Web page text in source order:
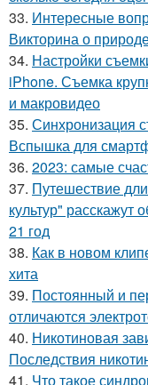
33. Интересные
Викторина о
34. Настройки
iPhone. Съемка
и макровидео
35. Синхронизация
Вспышка для
36. 2023: самые
37. Путешествие
культур"
21 год
38. Как в новом
хита
39. Постоянный и
отличаются
40. Никотиновая
Последствия
41. Что такое